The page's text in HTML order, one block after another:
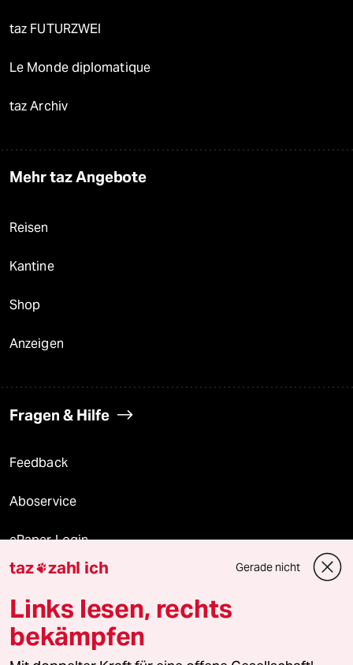
taz FUTURZWEI
Le Monde diplomatique
taz Archiv
Mehr taz Angebote
Reisen
Kantine
Shop
Anzeigen
Fragen & Hilfe
Feedback
Aboservice
ePaper Login
Downloads für Abonnierende
© 2026 taz Verlags und Vertriebs GmbH
taz zahl ich Gerade nicht
Links lesen, rechts
bekämpfen